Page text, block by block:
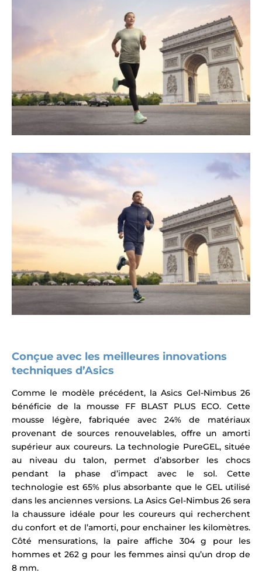
Conçue avec les meilleures innovations
techniques d’Asics
Comme le modèle précédent, la Asics Gel-Nimbus 26
bénéficie de la mousse FF BLAST PLUS ECO. Cette
mousse légère, fabriquée avec 24% de matériaux
provenant de sources renouvelables, offre un amorti
supérieur aux coureurs. La technologie PureGEL, située
au niveau du talon, permet d’absorber les chocs
pendant la phase d’impact avec le sol. Cette
technologie est 65% plus absorbante que le GEL utilisé
dans les anciennes versions. La Asics Gel-Nimbus 26 sera
la chaussure idéale pour les coureurs qui recherchent
du confort et de l’amorti, pour enchainer les kilomètres.
Côté mensurations, la paire affiche 304 g pour les
hommes et 262 g pour les femmes ainsi qu’un drop de
8 mm.